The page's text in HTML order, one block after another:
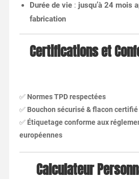
Durée de vie: jusqu’à 24 mois
fabrication
Certifications et
✅ Normes TPD respectées
✅ Bouchon sécurisé & flacon certifié
✅ Étiquetage conforme aux
européennes
Calculateur